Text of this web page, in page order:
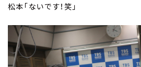
松本「ないです！笑」